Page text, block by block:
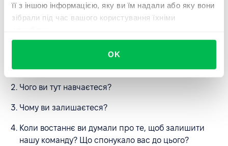
її з іншою інформацією, яку ви їм надали або яку вони
зібрали під час вашого користування їхніми
OK
На думкуРічарда П. Фіннегана , є п'ять запитань... і
тільки п'ять запитань, які спонукають кожного
Чого ви найбільше чекаєте, приходячи на роботу
Чого ви тут навчаєтеся?
Чому ви залишаєтеся?
Коли востаннє ви думали про те, щоб залишити
нашу команду? Що спонукало вас до цього?